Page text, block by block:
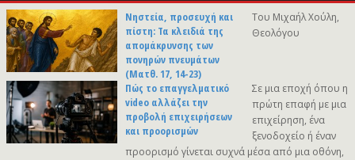
Νηστεία, προσευχή και
πίστη: Τα κλειδιά της
απομάκρυνσης των
πονηρών πνευμάτων
(Ματθ. 17, 14-23)
Του Μιχαήλ Χούλη,
Θεολόγου
Πώς το επαγγελματικό
video αλλάζει την
προβολή επιχειρήσεων
και προορισμών
Σε μια εποχή όπου η
πρώτη επαφή με μια
επιχείρηση, ένα
ξενοδοχείο ή έναν
προορισμό γίνεται συχνά μέσα από μια οθόνη,